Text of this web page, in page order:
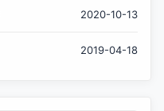
2020-10-13
2019-04-18